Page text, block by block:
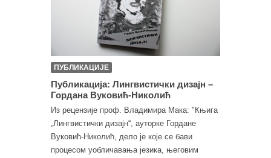
ПУБЛИКАЦИЈЕ
Публикација: Лингвистички дизајн –
Гордана Вуковић-Николић
Из рецензије проф. Владимира Мака: "Књига
„Лингвистички дизајн“, ауторке Гордане
Вуковић-Николић, дело је које се бави
процесом уобличавања језика, његовим